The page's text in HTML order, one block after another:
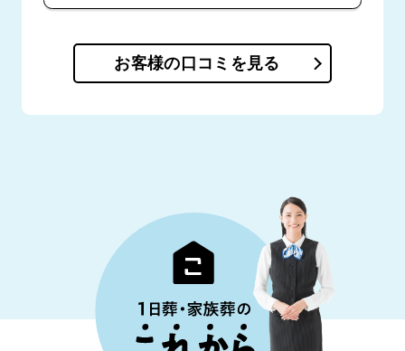
お客様の口コミを見る